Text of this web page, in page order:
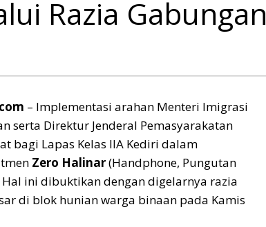
Razia Gabungan
– Implementasi arahan Menteri Imigrasi
serta Direktur Jenderal Pemasyarakatan
bagi Lapas Kelas IIA Kediri dalam
Zero Halinar(Handphone, Pungutan
ini dibuktikan dengan digelarnya razia
di blok hunian warga binaan pada Kamis